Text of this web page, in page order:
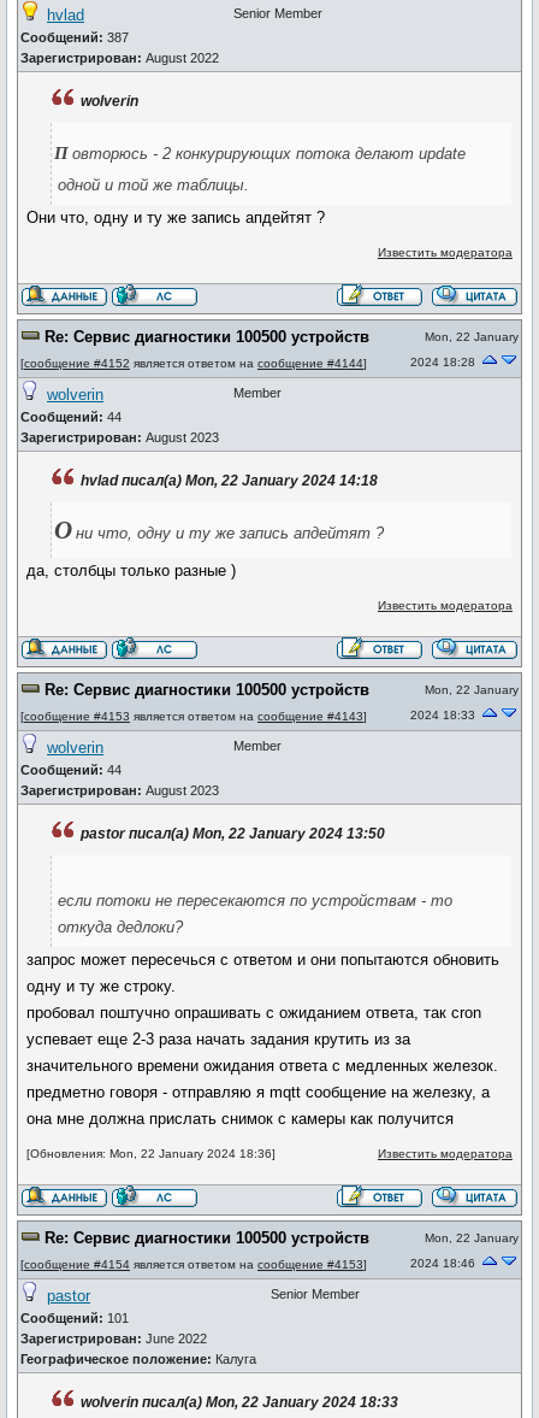
hvlad
Сообщений: 387
Зарегистрирован: August 2022
Senior Member
wolverin
п овторюсь - 2 конкурирующих потока делают update
одной и той же таблицы.
Они что, одну и ту же запись апдейтят ?
Известить модератора
Re: Сервис диагностики 100500 устройств
[сообщение #4152 является ответом на сообщение #4144]
Mon, 22 January
2024 18:28
wolverin
Сообщений: 44
Зарегистрирован: August 2023
Member
hvlad писал(а) Mon, 22 January 2024 14:18
О ни что, одну и ту же запись апдейтят ?
да, столбцы только разные )
Известить модератора
Re: Сервис диагностики 100500 устройств
[сообщение #4153 является ответом на сообщение #4143]
Mon, 22 January
2024 18:33
wolverin
Сообщений: 44
Зарегистрирован: August 2023
Member
pastor писал(а) Mon, 22 January 2024 13:50
если потоки не пересекаются по устройствам - то
откуда дедлоки?
запрос может пересечься с ответом и они попытаются обновить
одну и ту же строку.
пробовал поштучно опрашивать с ожиданием ответа, так cron
успевает еще 2-3 раза начать задания крутить из за
значительного времени ожидания ответа с медленных железок.
предметно говоря - отправляю я mqtt сообщение на железку, а
она мне должна прислать снимок с камеры как получится
[Обновления: Mon, 22 January 2024 18:36] Известить модератора
Re: Сервис диагностики 100500 устройств
[сообщение #4154 является ответом на сообщение #4153]
Mon, 22 January
2024 18:46
pastor
Сообщений: 101
Зарегистрирован: June 2022
Географическое положение: Калуга
Senior Member
wolverin писал(а) Mon, 22 January 2024 18:33